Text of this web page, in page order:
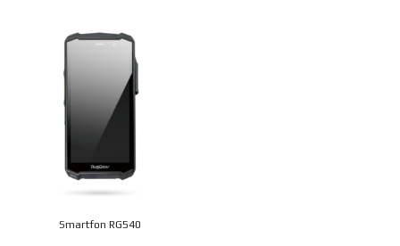
Smartfon RG540